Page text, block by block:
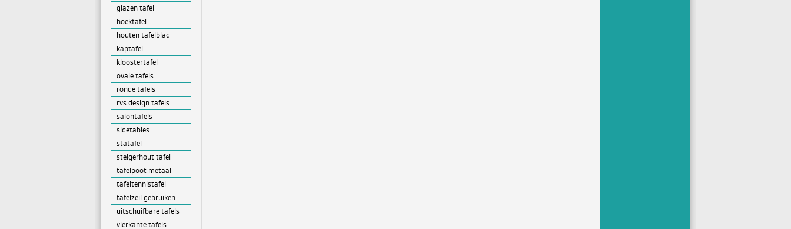
glazen tafel
hoektafel
houten tafelblad
kaptafel
kloostertafel
ovale tafels
ronde tafels
rvs design tafels
salontafels
sidetables
statafel
steigerhout tafel
tafelpoot metaal
tafeltennistafel
tafelzeil gebruiken
uitschuifbare tafels
vierkante tafels